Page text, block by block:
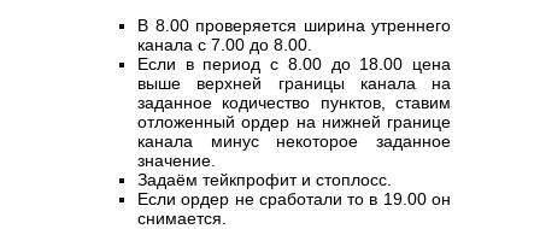
В 8.00 проверяется ширина утреннего
канала c 7.00 до 8.00.
Если в период с 8.00 до 18.00 цена
выше верхней границы канала на
заданное кодичество пунктов, ставим
отложенный ордер на нижней границе
канала минус некоторое заданное
значение.
Задаём тейкпрофит и стоплосс.
Если ордер не сработали то в 19.00 он
снимается.